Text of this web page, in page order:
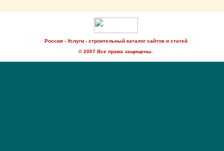
Россия - Услуги - строительный каталог сайтов и статей
© 2007 Все права защищены.